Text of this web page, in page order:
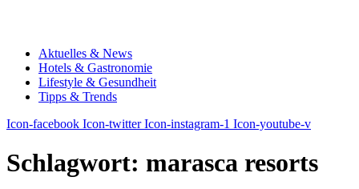
Aktuelles & News
Hotels & Gastronomie
Lifestyle & Gesundheit
Tipps & Trends
Icon-facebook Icon-twitter Icon-instagram-1 Icon-youtube-v
Schlagwort: marasca resorts